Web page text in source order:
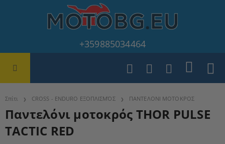
+359885034464
Σπίτι CROSS - ENDURO ΕΞΟΠΛΙΣΜΌΣ ΠΑΝΤΕΛΟΝΙ ΜΟΤΟΚΡΟΣ
Παντελόνι μοτοκρός THOR PULSE
TACTIC RED